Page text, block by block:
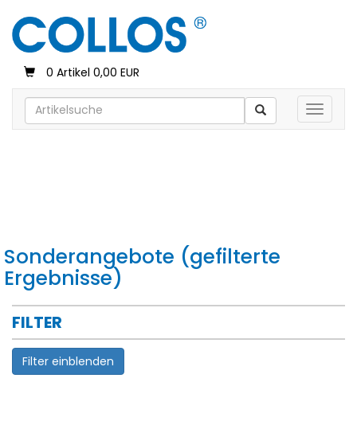
0 Artikel 0,00 EUR
Toggle
Sonderangebote (gefilterte
Ergebnisse)
FILTER
Filter einblenden